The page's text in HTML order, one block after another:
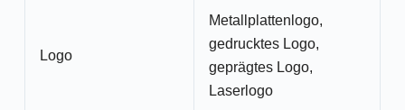
Logo
Metallplattenlogo,
gedrucktes Logo,
geprägtes Logo,
Laserlogo